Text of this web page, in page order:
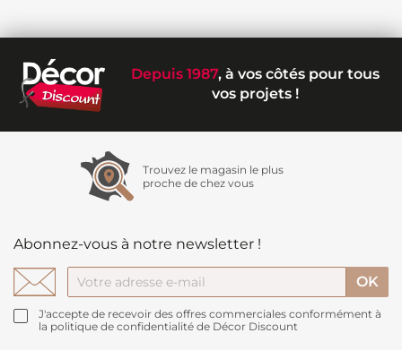
Depuis 1987, à vos côtés pour tous
vos projets !
Trouvez le magasin le plus
proche de chez vous
Abonnez-vous à notre newsletter !
J'accepte de recevoir des offres commerciales conformément à
la politique de confidentialité de Décor Discount